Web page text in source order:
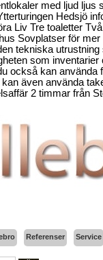
med ljud
Hedsjö
Liv Tre toaletter
Sovplatser för
tekniska
som
också kan använda
även använda
2 timmar från
Referenser Service